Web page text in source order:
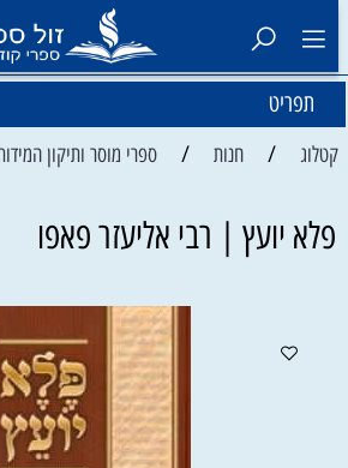
תפריט
קטלוג / חנות / ספרי מוסר ותיקון המידות
פלא יועץ | רבי אליעזר פאפו